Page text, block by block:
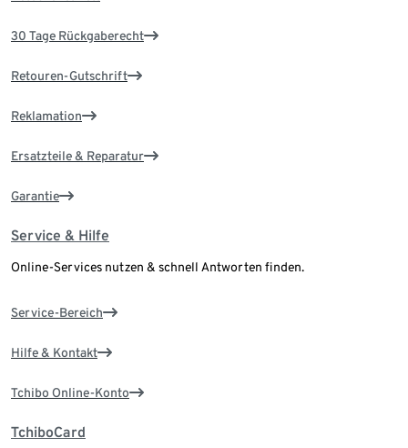
30 Tage Rückgaberecht
Retouren-Gutschrift
Reklamation
Ersatzteile & Reparatur
Garantie
Service & Hilfe
Online-Services nutzen & schnell Antworten finden.
Service-Bereich
Hilfe & Kontakt
Tchibo Online-Konto
TchiboCard